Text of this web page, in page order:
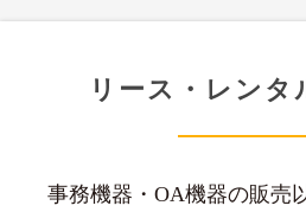
リース・レンタ
事務機器・OA機器の販売